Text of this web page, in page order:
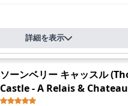
詳細を表示
ソーンベリー キャッスル
Castle - A Relais &